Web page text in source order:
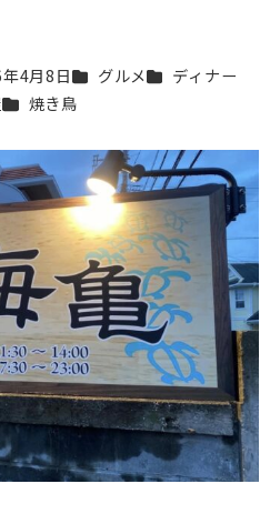
4月8日カテゴリー
グルメカテゴリー
ディナー
カテゴリー
焼き鳥